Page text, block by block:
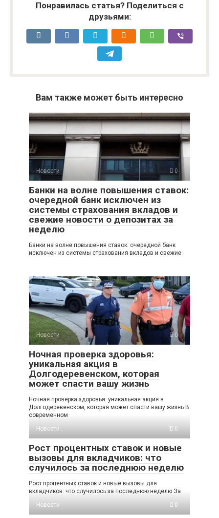
Понравилась статья? Поделиться с
друзьями:
Вам также может быть интересно
Новости 0
Банки на волне повышения ставок:
очередной банк исключен из
системы страхования вкладов и
свежие новости о депозитах за
неделю
Банки на волне повышения ставок: очередной банк
исключен из системы страхования вкладов и свежие
Новости 0
Ночная проверка здоровья:
уникальная акция в
Долгодеревенском, которая
может спасти вашу жизнь
Ночная проверка здоровья: уникальная акция в
Долгодеревенском, которая может спасти вашу жизнь В
современном
Новости
0
Рост процентных ставок и новые
вызовы для вкладчиков: что
случилось за последнюю неделю
Рост процентных ставок и новые вызовы для
вкладчиков: что случилось за последнюю неделю За
Новости
0